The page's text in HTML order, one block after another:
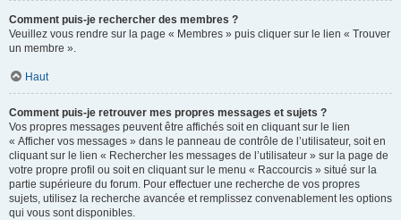
Comment puis-je rechercher des membres ?
Veuillez vous rendre sur la page « Membres » puis cliquer sur le lien « Trouver
un membre ».
Haut
Comment puis-je retrouver mes propres messages et sujets ?
Vos propres messages peuvent être affichés soit en cliquant sur le lien
« Afficher vos messages » dans le panneau de contrôle de l’utilisateur, soit en
cliquant sur le lien « Rechercher les messages de l’utilisateur » sur la page de
votre propre profil ou soit en cliquant sur le menu « Raccourcis » situé sur la
partie supérieure du forum. Pour effectuer une recherche de vos propres
sujets, utilisez la recherche avancée et remplissez convenablement les options
qui vous sont disponibles.